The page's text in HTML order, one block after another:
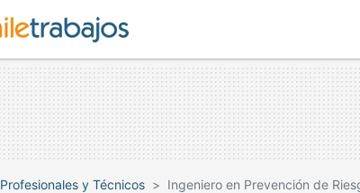
Profesionales y Técnicos Ingeniero en Prevención de